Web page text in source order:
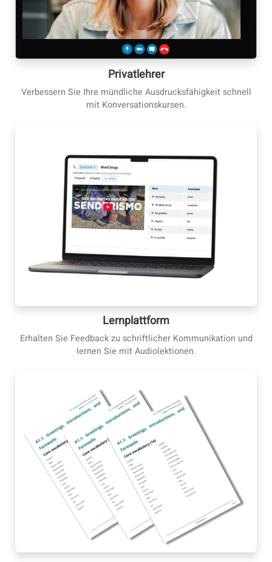
Blended Learning kombiniert die Vorteile von
der Struktur einer Sprachschule.
Privatlehrer
Verbessern Sie Ihre mündliche Ausdrucksfähigkeit
Lernplattform
Erhalten Sie Feedback zu schriftlicher Kommunikation